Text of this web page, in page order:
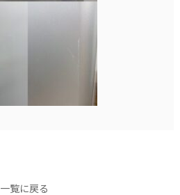
一覧に戻る